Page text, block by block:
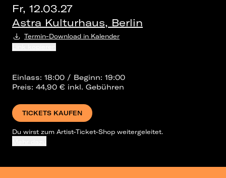
Fr, 12.03.27
Astra Kulturhaus, Berlin
Termin-Download in Kalender
Einlass: 18:00 / Beginn: 19:00
Preis: 44,90 € inkl. Gebühren
TICKETS KAUFEN
Du wirst zum Artist-Ticket-Shop weitergeleitet.